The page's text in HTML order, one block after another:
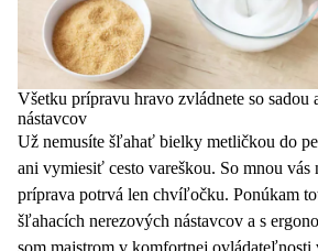
Všetku prípravu hravo zvládnete so sadou
nástavcov
Už nemusíte šľahať bielky metličkou do
ani vymiesiť cesto vareškou. So mnou
príprava potrvá len chvíľočku. Ponúkam
šľahacích nerezových nástavcov a s
som majstrom v komfortnej ovládateľnosti